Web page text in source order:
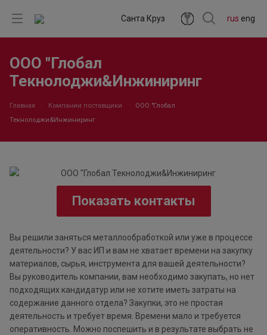
rus eng
Санта Круз
ООО "Глобал
Текнолоджи&Инжиниринг
Главная Компании поставщики
ООО "Глобал
Текнолоджи&Инжиниринг
Показать контакты
Вы решили заняться металлообработкой или уже в процессе
деятельности? У вас ИП и вам не хватает времени на закупку
материалов, сырья, инструмента для вашей деятельности?
Вы руководитель компании, вам необходимо закупать, но нет
подходящих кандидатур или не хотите иметь затраты на
содержание данного отдела? Закупки, это не простая
деятельность и требует время. Времени мало и требуется
оперативность. Можно поспешить и в результате выбрать не